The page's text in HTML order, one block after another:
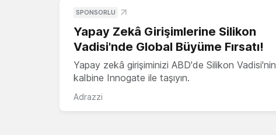
SPONSORLU
Yapay Zekâ Girişimlerine Silikon
Vadisi'nde Global Büyüme Fırsatı!
Yapay zekâ girişiminizi ABD'de Silikon Vadisi'nin
kalbine Innogate ile taşıyın.
Adrazzi